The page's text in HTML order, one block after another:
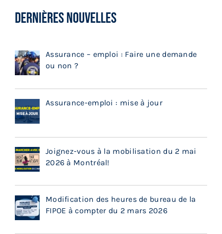
DERNIÈRES NOUVELLES
Assurance – emploi : Faire une demande
ou non ?
Assurance-emploi : mise à jour
Joignez-vous à la mobilisation du 2 mai
2026 à Montréal!
Modification des heures de bureau de la
FIPOE à compter du 2 mars 2026